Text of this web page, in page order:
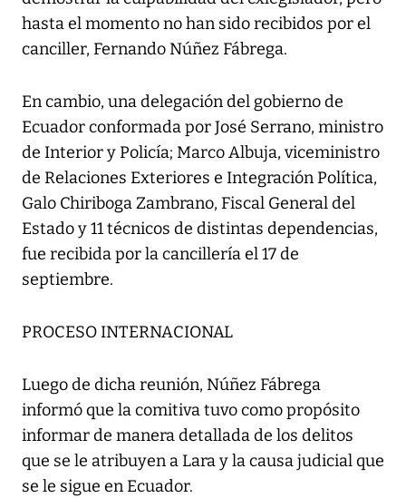
hasta el momento no han sido recibidos por el
canciller, Fernando Núñez Fábrega.
En cambio, una delegación del gobierno de
Ecuador conformada por José Serrano, ministro
de Interior y Policía; Marco Albuja, viceministro
de Relaciones Exteriores e Integración Política,
Galo Chiriboga Zambrano, Fiscal General del
Estado y 11 técnicos de distintas dependencias,
fue recibida por la cancillería el 17 de
septiembre.
PROCESO INTERNACIONAL
Luego de dicha reunión, Núñez Fábrega
informó que la comitiva tuvo como propósito
informar de manera detallada de los delitos
que se le atribuyen a Lara y la causa judicial que
se le sigue en Ecuador.